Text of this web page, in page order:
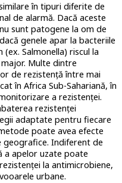
în tipuri diferite de
de alarmă. Dacă aceste
sunt patogene la om de
genele apar la bacteriile
Salmonella) riscul la
Multe dintre
de rezistență între mai
în Africa Sub-Sahariană, în
a rezistenței.
rezistenței
adaptate pentru fiecare
poate avea efecte
Indiferent de
a apelor uzate poate
la antimicrobiene,
urbane.